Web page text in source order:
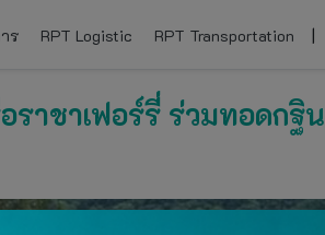
ร RPT Logistic RPT Transportation |
าชาเฟอร์รี่ ร่วมทอดกฐิน